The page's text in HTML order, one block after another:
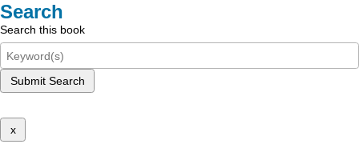
Search
Search this book
Submit Search
x